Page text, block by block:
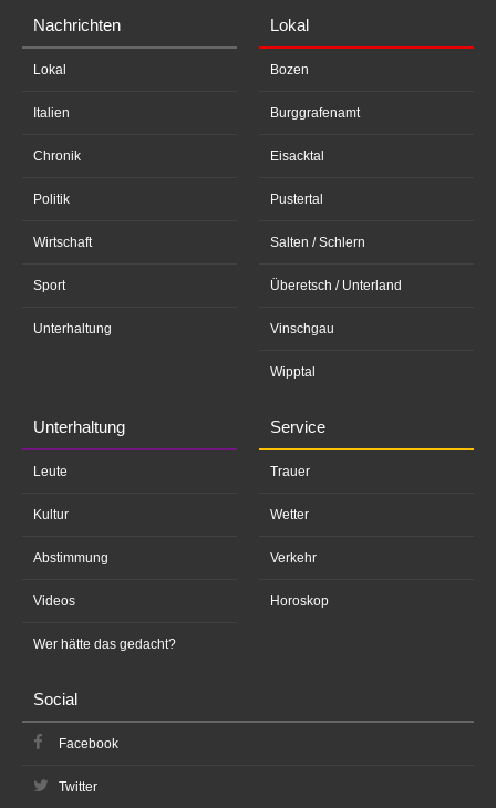
Nachrichten
Lokal
Italien
Chronik
Politik
Wirtschaft
Sport
Unterhaltung
Lokal
Bozen
Burggrafenamt
Eisacktal
Pustertal
Salten / Schlern
Überetsch / Unterland
Vinschgau
Wipptal
Unterhaltung
Leute
Kultur
Abstimmung
Videos
Wer hätte das gedacht?
Service
Trauer
Wetter
Verkehr
Horoskop
Social
Facebook
Twitter